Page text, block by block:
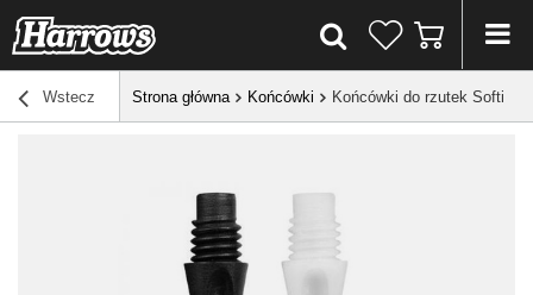
Wstecz Strona główna Końcówki Końcówki do rzutek Softip